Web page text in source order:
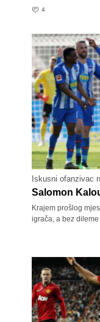
4
Iskusni ofanzivac
Salomon
Krajem prošlog
igrača, a bez